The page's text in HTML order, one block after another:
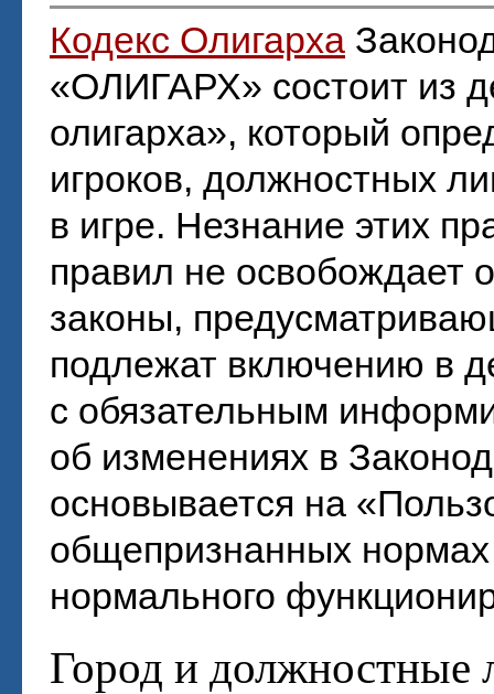
Кодекс Олигарха
«ОЛИГАРХ» состоит из
олигарха», который
игроков, должностных
в игре. Незнание этих
правил не освобождает
законы,
подлежат включению в
с обязательным
об изменениях в
основывается на
общепризнанных
нормального
Город и должностные